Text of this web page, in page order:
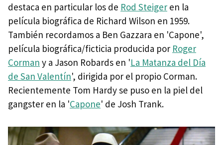
destaca en particular los de Rod Steiger en la
película biográfica de Richard Wilson en 1959.
También recordamos a Ben Gazzara en 'Capone',
película biográfica/ficticia producida por Roger
Corman y a Jason Robards en 'La Matanza del Día
de San Valentín', dirigida por el propio Corman.
Recientemente Tom Hardy se puso en la piel del
gangster en la 'Capone' de Josh Trank.